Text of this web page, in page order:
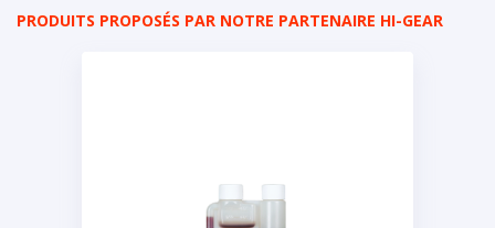
PRODUITS PROPOSÉS PAR NOTRE PARTENAIRE HI-GEAR